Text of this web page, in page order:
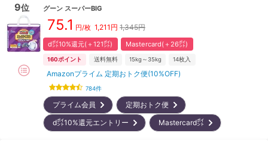
9位 グーン スーパーBIG
75.1 円/枚 1,211 円 1,345円
d㌽10%還元(＋121㌽) Mastercard(＋26㌽)
160ポイント 送料無料 15kg～35kg 14枚入
Amazonプライム 定期おトク便(10%OFF)
784件
プライム会員
定期おトク便
d㌽10%還元エントリー
Mastercard㌽